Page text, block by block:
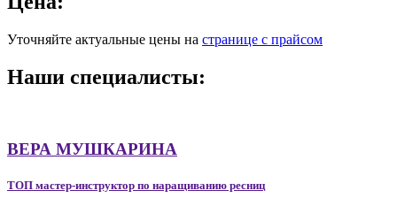
Уточняйте актуальные цены на странице с прайсом
Наши специалисты:
ВЕРА МУШКАРИНА
ТОП мастер-инструктор по наращиванию ресниц